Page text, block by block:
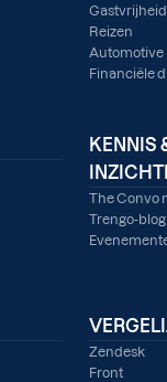
Gastvrijheid
Reizen
Automotive
Financiële
KENNIS
The Convo
Trengo-blog
Zendesk
Front